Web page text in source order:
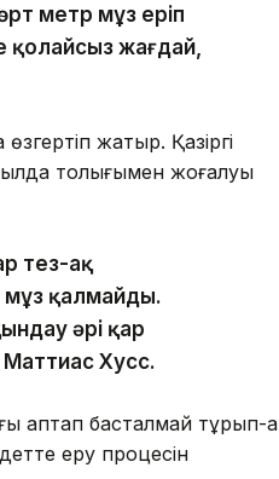
метр мұз еріп
қолайсыз жағдай,
жатыр. Қазіргі
толығымен жоғалуы
тез-ақ
мұз қалмайды.
әрі қар
Маттиас Хусс.
аптап басталмай тұрып-ақ
еру процесін